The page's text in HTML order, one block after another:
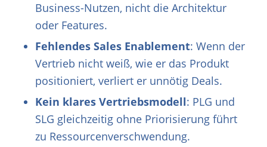
Business-Nutzen, nicht die Architektur
oder Features.
Fehlendes Sales Enablement: Wenn der
Vertrieb nicht weiß, wie er das Produkt
positioniert, verliert er unnötig Deals.
Kein klares Vertriebsmodell: PLG und
SLG gleichzeitig ohne Priorisierung führt
zu Ressourcenverschwendung.